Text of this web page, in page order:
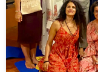
Ci saranno
conoscenza